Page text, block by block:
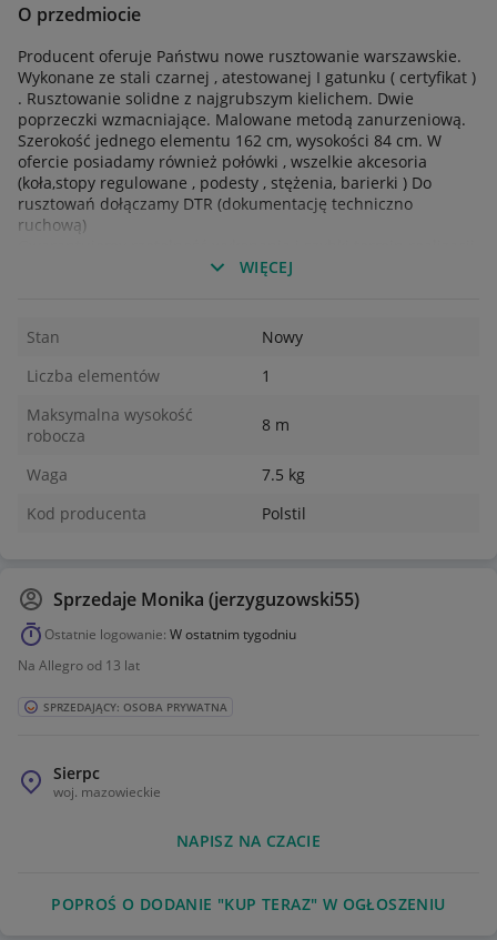
O przedmiocie
Producent oferuje Państwu nowe rusztowanie warszawskie.
Wykonane ze stali czarnej , atestowanej I gatunku ( certyfikat )
. Rusztowanie solidne z najgrubszym kielichem. Dwie
poprzeczki wzmacniające. Malowane metodą zanurzeniową.
Szerokość jednego elementu 162 cm, wysokości 84 cm. W
ofercie posiadamy również połówki , wszelkie akcesoria
(koła,stopy regulowane , podesty , stężenia, barierki ) Do
rusztowań dołączamy DTR (dokumentację techniczno
ruchową)
797-757-718
WIĘCEJ
Stan
Nowy
Liczba elementów
1
Maksymalna wysokość
robocza
8 m
Waga
7.5 kg
Kod producenta
Polstil
Sprzedaje Monika (jerzyguzowski55)
Ostatnie logowanie: W ostatnim tygodniu
Na Allegro od 13 lat
SPRZEDAJĄCY: OSOBA PRYWATNA
Sierpc
woj. mazowieckie
NAPISZ NA CZACIE
POPROŚ O DODANIE "KUP TERAZ" W OGŁOSZENIU